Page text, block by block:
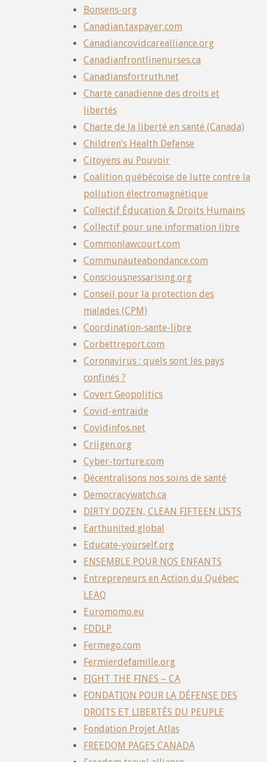
Bonsens-org
Canadian.taxpayer.com
Canadiancovidcarealliance.org
Canadianfrontlinenurses.ca
Canadiansfortruth.net
Charte canadienne des droits et
libertés
Charte de la liberté en santé (Canada)
Children’s Health Defense
Citoyens au Pouvoir
Coalition québécoise de lutte contre la
pollution électromagnétique
Collectif Éducation & Droits Humains
Collectif pour une information libre
Commonlawcourt.com
Communauteabondance.com
Consciousnessarising.org
Conseil pour la protection des
malades (CPM)
Coordination-sante-libre
Corbettreport.com
Coronavirus : quels sont les pays
confinés ?
Covert Geopolitics
Covid-entraide
Covidinfos.net
Criigen.org
Cyber-torture.com
Décentralisons nos soins de santé
Democracywatch.ca
DIRTY DOZEN, CLEAN FIFTEEN LISTS
Earthunited.global
Educate-yourself.org
ENSEMBLE POUR NOS ENFANTS
Entrepreneurs en Action du Québec:
LEAQ
Euromomo.eu
FDDLP
Fermego.com
Fermierdefamille.org
FIGHT THE FINES – CA
FONDATION POUR LA DÉFENSE DES
DROITS ET LIBERTÉS DU PEUPLE
Fondation Projet Atlas
FREEDOM PAGES CANADA